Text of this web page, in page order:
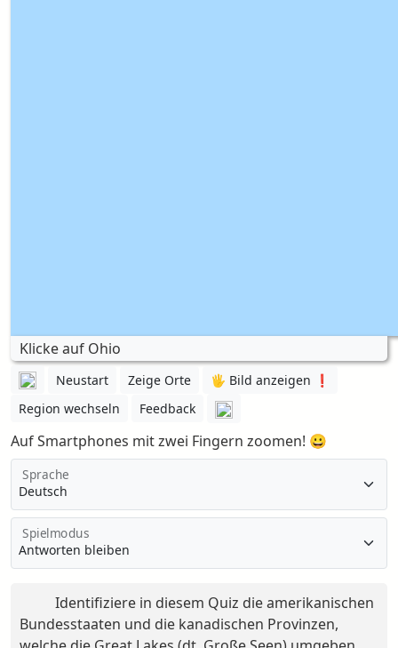
Klicke auf Ohio
Neustart Zeige Orte
🖐️ Bild anzeigen ❗️
Region wechseln
Feedback
Auf Smartphones mit zwei Fingern zoomen! 😀
Sprache
Spielmodus
Identifiziere in diesem Quiz die amerikanischen
Bundesstaaten und die kanadischen Provinzen,